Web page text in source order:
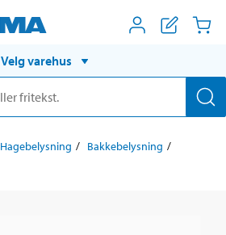
Velg varehus
Hagebelysning
Bakkebelysning